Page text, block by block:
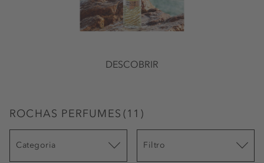
DESCOBRIR
ROCHAS PERFUMES (11 )
Categoria Filtro